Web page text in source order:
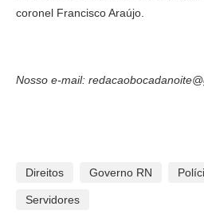
coronel Francisco Araújo.
Nosso e-mail:
Direitos Governo RN
Servidores